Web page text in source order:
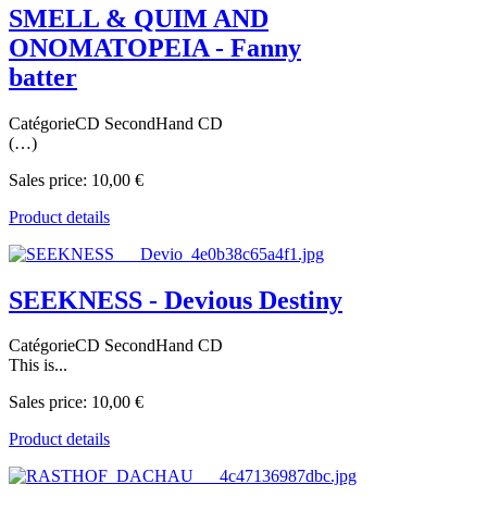
SMELL & QUIM AND
ONOMATOPEIA - Fanny
batter
CatégorieCD SecondHand CD
(…)
Sales price: 10,00 €
Product details
SEEKNESS - Devious Destiny
CatégorieCD SecondHand CD
This is...
Sales price: 10,00 €
Product details